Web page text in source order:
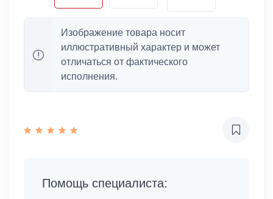
Изображение товара носит
иллюстративный характер и может
отличаться от фактического
исполнения.
Помощь специалиста: